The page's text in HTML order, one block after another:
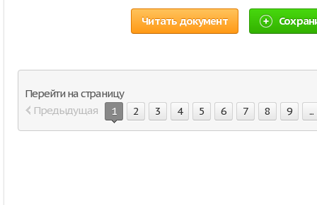
Читать документ
Перейти на страницу
Предыдущая
1 2 3 4 5 6 7 8 9 ...